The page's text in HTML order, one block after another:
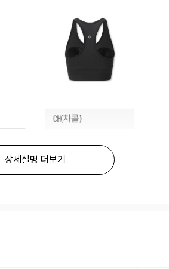
상세설명 더보기